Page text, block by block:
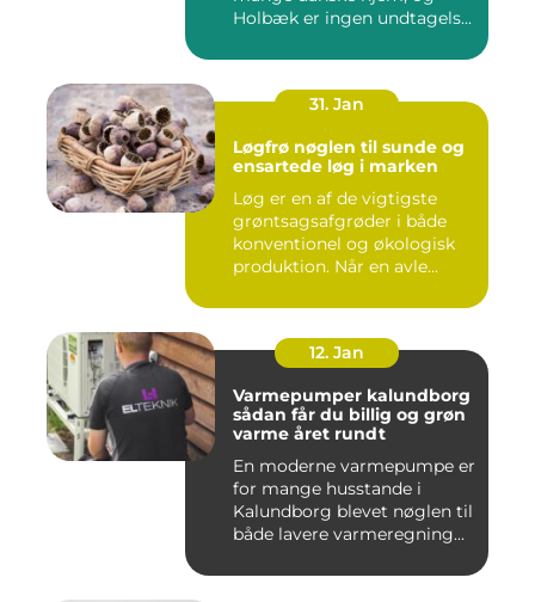
Holbæk er ingen undtagels...
31. Jan
Løgfrø nøglen til sunde og
ensartede løg i marken
Løg er en af de vigtigste
grøntsagsafgrøder i både
konventionel og økologisk
produktion. Når en avle...
12. Jan
Varmepumper kalundborg
sådan får du billig og grøn
varme året rundt
En moderne varmepumpe er
for mange husstande i
Kalundborg blevet nøglen til
både lavere varmeregning...